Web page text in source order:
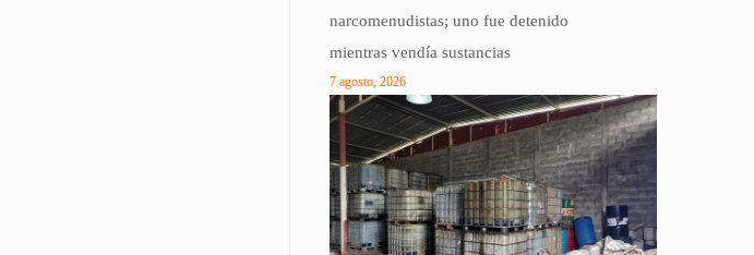
narcomenudistas; uno fue detenido
mientras vendía sustancias
7 agosto, 2026